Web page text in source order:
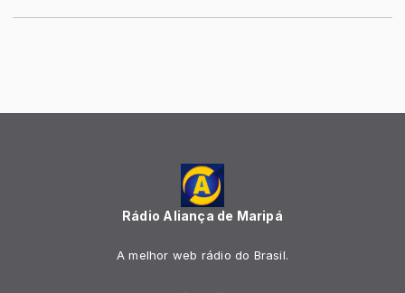
Rádio Aliança de Maripá
A melhor web rádio do Brasil.